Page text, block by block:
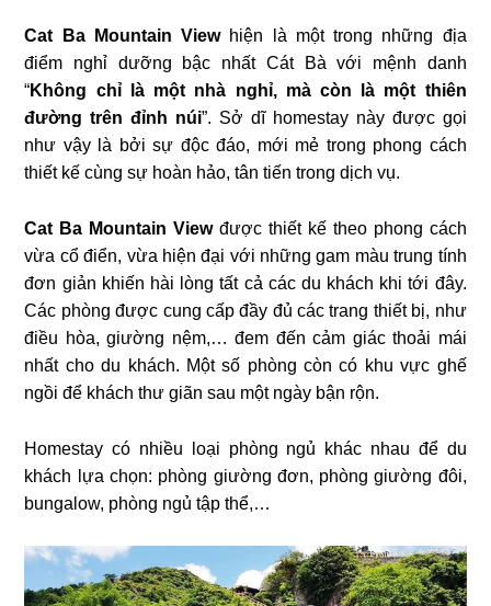
Cat Ba Mountain Viewhiện là một trong những địa
điểm nghỉ dưỡng bậc nhất Cát Bà với mệnh danh
“Không chỉ là một nhà nghỉ, mà còn là một thiên
đường trên đỉnh núi”. Sở dĩ homestay này được gọi
như vậy là bởi sự độc đáo, mới mẻ trong phong cách
thiết kế cùng sự hoàn hảo, tân tiến trong dịch vụ.
Cat Ba Mountain Viewđược thiết kế theo phong cách
vừa cổ điển, vừa hiện đại với những gam màu trung tính
đơn giản khiến hài lòng tất cả các du khách khi tới đây.
Các phòng được cung cấp đầy đủ các trang thiết bị, như
điều hòa, giường nệm,… đem đến cảm giác thoải mái
nhất cho du khách. Một số phòng còn có khu vực ghế
ngồi để khách thư giãn sau một ngày bận rộn.
Homestay có nhiều loại phòng ngủ khác nhau để du
khách lựa chọn: phòng giường đơn, phòng giường đôi,
bungalow, phòng ngủ tập thể,…